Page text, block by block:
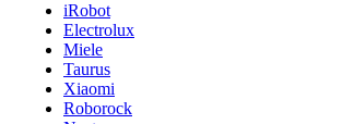
iRobot
Electrolux
Miele
Taurus
Xiaomi
Roborock